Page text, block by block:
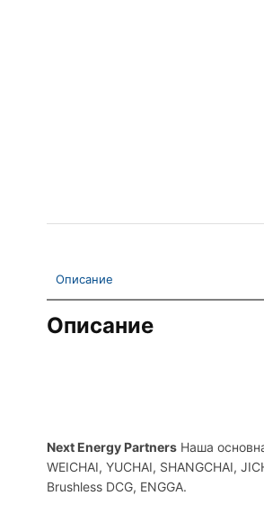
Описание
Описание
Next Energy Partners Наша
WEICHAI, YUCHAI, SHANGCHAI,
Brushless DCG, ENGGA.